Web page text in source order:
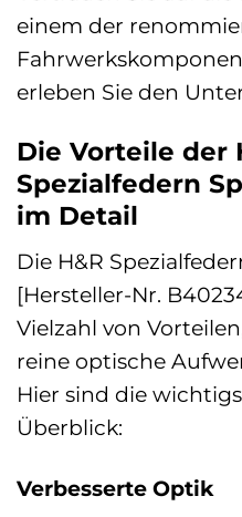
einem der
erleben Sie den
Die Vorteile der
Spezialfedern
im Detail
Die H&R
[Hersteller-Nr.
Vielzahl von
reine optische
Hier sind die
Überblick:
Verbesserte Optik